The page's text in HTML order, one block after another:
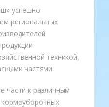
успешно
региональных
техникой,
частями.
части к различным